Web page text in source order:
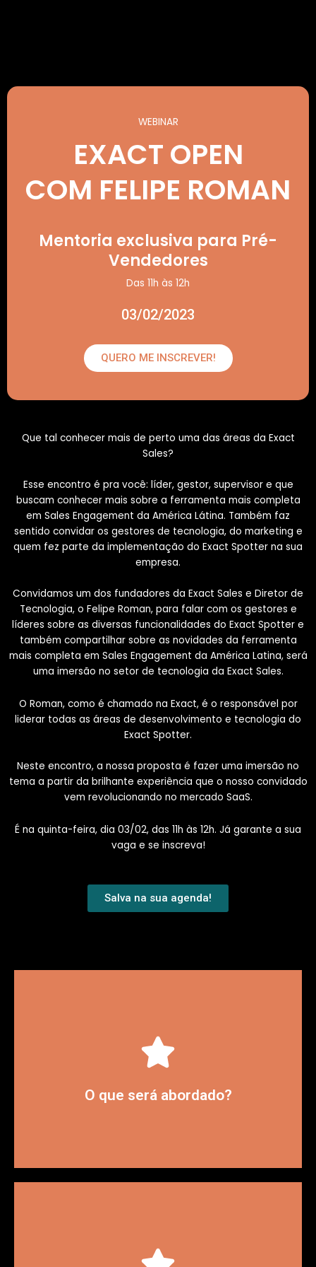
WEBINAR
EXACT OPEN
COM FELIPE ROMAN
Mentoria exclusiva para Pré-
Vendedores
Das 11h às 12h
03/02/2023
QUERO ME INSCREVER!
Que tal conhecer mais de perto uma das áreas da Exact
Sales?
Esse encontro é pra você: líder, gestor, supervisor e que
buscam conhecer mais sobre a ferramenta mais completa
em Sales Engagement da América Látina. Também faz
sentido convidar os gestores de tecnologia, do marketing e
quem fez parte da implementação do Exact Spotter na sua
empresa.
Convidamos um dos fundadores da Exact Sales e Diretor de
Tecnologia, o Felipe Roman, para falar com os gestores e
líderes sobre as diversas funcionalidades do Exact Spotter e
também compartilhar sobre as novidades da ferramenta
mais completa em Sales Engagement da América Latina, será
uma imersão no setor de tecnologia da Exact Sales.
O Roman, como é chamado na Exact, é o responsável por
liderar todas as áreas de desenvolvimento e tecnologia do
Exact Spotter.
Neste encontro, a nossa proposta é fazer uma imersão no
tema a partir da brilhante experiência que o nosso convidado
vem revolucionando no mercado SaaS.
É na quinta-feira, dia 03/02, das 11h às 12h. Já garante a sua
vaga e se inscreva!
Salva na sua agenda!
O que será abordado?
funcionalidades do Exact Spotter.